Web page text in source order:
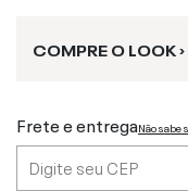
COMPRE O LOOK ›
Frete e entregaNão sabe